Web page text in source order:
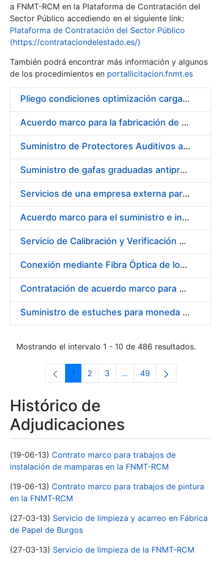
a FNMT-RCM en la Plataforma de Contratación del
Sector Público accediendo en el siguiente link:
Plataforma de Contratación del Sector Público
(https://contrataciondelestado.es/)
También podrá encontrar más información y algunos
de los procedimientos en portallicitacion.fnmt.es
Pliego condiciones optimización cargas compras firmado
Acuerdo marco para la fabricación de piezas
Suministro de Protectores Auditivos a medida para las personas trabajadoras de los Centros de Trabajo de Madrid y Burgos
Suministro de gafas graduadas antiproyecciones para los trabajadores de la FNMT-RCM en los centros de trabajo de Madrid y Burgos
Servicios de una empresa externa para el asesoramiento y resolución de los recursos de alzada que se presentan relacionados con procesos de selección para la FNMT-RCM
Acuerdo marco para el suministro e instalación de persianas, estores y otros complementos
Servicio de Calibración y Verificación Externa de los Equipos de Medición del Servicio de Prevención de la FNMT-RCM
Conexión mediante Fibra Óptica de los Centros de Proceso de Datos (CPDs) de las sedes de la FNMT-RCM de Burgos y Madrid
Contratación de acuerdo marco para el Suministro de Material de Electricidad para la Fábrica Nacional de Moneda y Timbre-Real Casa de la Moneda en su centro de trabajo de Burgos
Suministro de estuches para moneda de 30 €
Mostrando el intervalo 1 - 10 de 486 resultados.
Página
1 Página
2 Página
3 ...Páginas intermedias Use
Página
49
Histórico de
Adjudicaciones
(19-06-13) Contrato marco para trabajos de
instalación de mamparas en la FNMT-RCM
(19-06-13) Contrato marco para trabajos de pintura
en la FNMT-RCM
(27-03-13) Servicio de limpieza y acarreo en Fábrica
de Papel de Burgos
(27-03-13) Servicio de limpieza de la FNMT-RCM